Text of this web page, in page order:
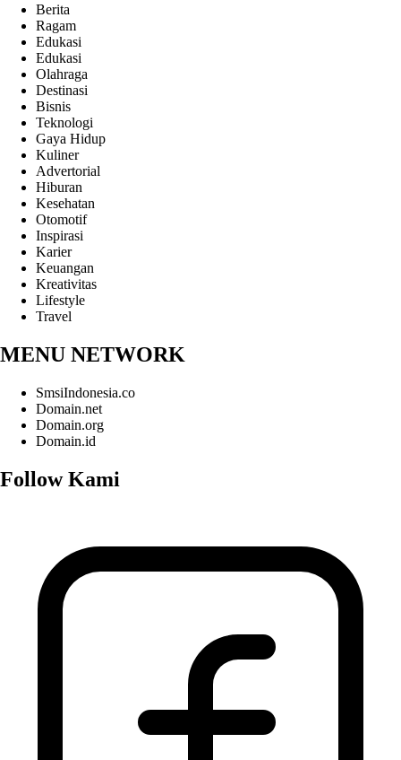
Berita
Ragam
Edukasi
Edukasi
Olahraga
Destinasi
Bisnis
Teknologi
Gaya Hidup
Kuliner
Advertorial
Hiburan
Kesehatan
Otomotif
Inspirasi
Karier
Keuangan
Kreativitas
Lifestyle
Travel
MENU NETWORK
SmsiIndonesia.co
Domain.net
Domain.org
Domain.id
Follow Kami